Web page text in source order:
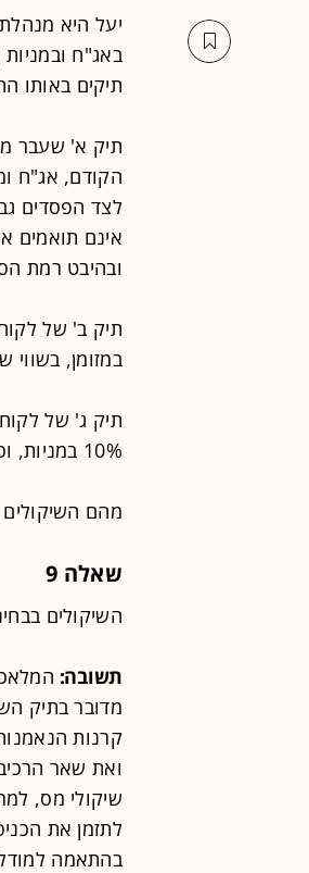
יעל היא
באג"ח
תיקים באותו
תיק א' שעבר
הקודם, אג"ח
אינם תואמים
ובהיבט רמת הסיכון.
תיק ב' של
במזומן, בשווי של 1 מיליון
תיק ג' של
10% במניות, וכעת ביקש לשנות מדיניות במניות.
מהם השיקולים
שאלה 9
השיקולים
תשובה:
מדובר בתיק
קרנות
ואת שאר
שיקולי מס,
לתזמן את
בהתאמה